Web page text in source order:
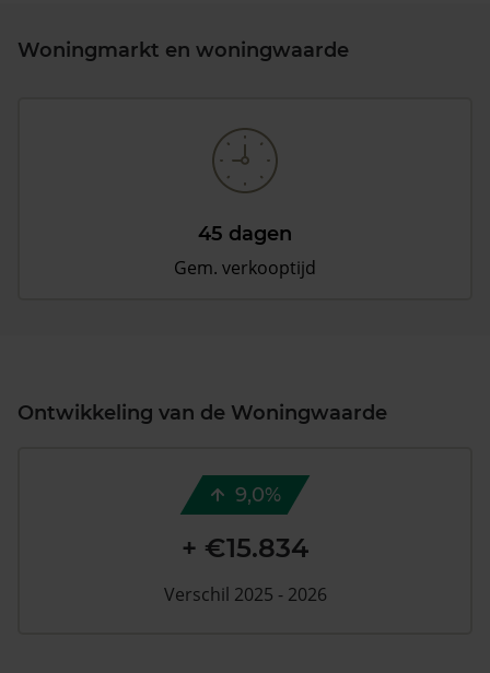
Woningmarkt en woningwaarde
45 dagen
Gem. verkooptijd
Ontwikkeling van de Woningwaarde
9,0%
+ €15.834
Verschil 2025 - 2026